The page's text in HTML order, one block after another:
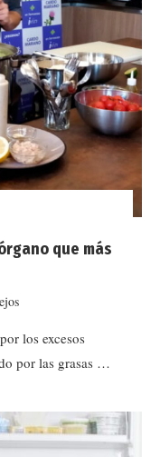
que más
los excesos
por las grasas …